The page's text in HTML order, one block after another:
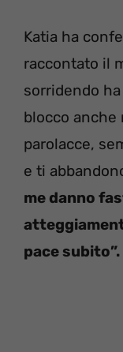
Katia ha
raccontato il
sorridendo
blocco anche
parolacce,
e ti
me danno
pace subito”.